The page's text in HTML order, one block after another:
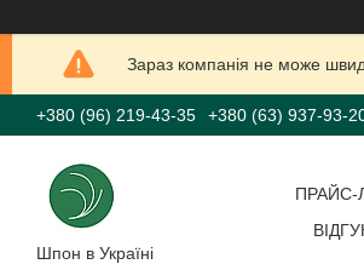
Зараз компанія не може
+380 (96) 219-43-35 +380 (63) 937-93-
Шпон в Україні
ПРАЙС-